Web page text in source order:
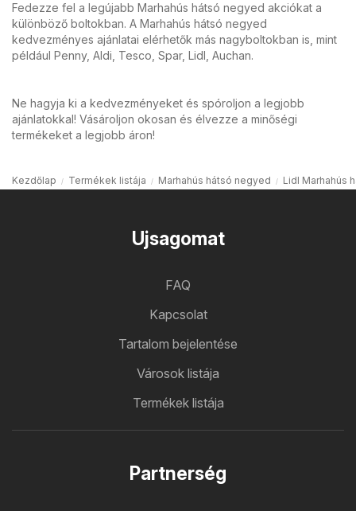
Fedezze fel a legújabb Marhahús hátsó negyed akciókat a
különböző boltokban. A Marhahús hátsó negyed
kedvezményes ajánlatai elérhetők más nagyboltokban is, mint
például Penny, Aldi, Tesco, Spar, Lidl, Auchan.
Ne hagyja ki a kedvezményeket és spóroljon a legjobb
ajánlatokkal! Vásároljon okosan és élvezze a minőségi
termékeket a legjobb áron!
Kezdőlap Termékek listája Marhahús hátsó negyed Lidl Marhahús
Ujsagomat
FAQ
Kapcsolat
Tartalom bejelentése
Városok listája
Termékek listája
Partnerség